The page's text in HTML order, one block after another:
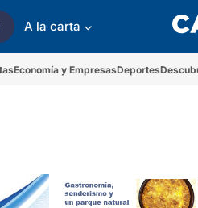
A la carta
Economía y EmpresasDeportes